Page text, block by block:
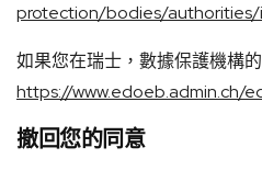
protection/bodies/authorities/
如果您在瑞士，數據保護機構
https://www.edoeb.admin.ch/
撤回您的同意